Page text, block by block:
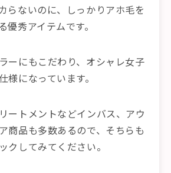
らないのに、しっかりアホ毛を
優秀アイテムです。
ーにもこだわり、オシャレ女子
様になっています。
ートメントなどインバス、アウ
商品も多数あるので、そちらも
クしてみてください。